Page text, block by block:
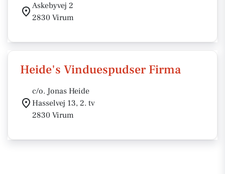
Askebyvej 2
2830 Virum
Heide's Vinduespudser Firma
c/o. Jonas Heide
Hasselvej 13, 2. tv
2830 Virum